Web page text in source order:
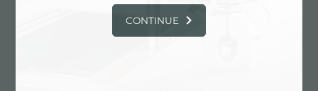
CONTINUE